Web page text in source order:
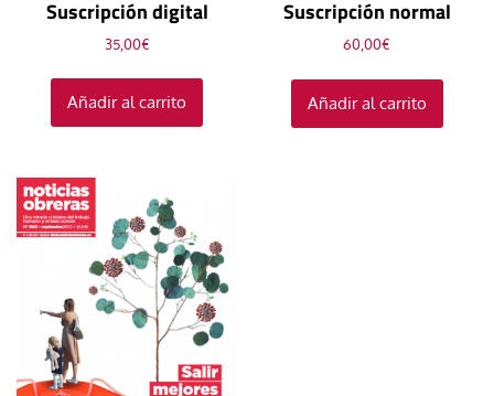
Suscripción digital
35,00€
Añadir al carrito
Suscripción normal
60,00€
Añadir al carrito